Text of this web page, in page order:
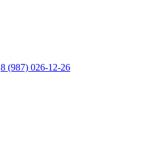
8 (987) 026-12-26